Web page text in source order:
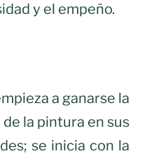
y el empeño.
a ganarse la
la pintura en sus
se inicia con la